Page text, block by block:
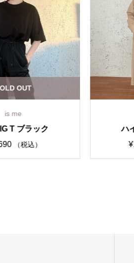
ハイウエストパンツ
¥16,280